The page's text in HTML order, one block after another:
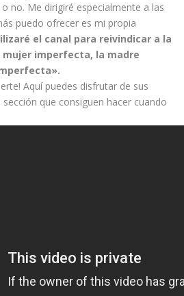
no. Me dirigiré especialmente a las
puedo ofrecer es mi propia
el canal para reivindicar a la
mujer imperfecta, la madre
Aquí puedes disfrutar de sus
que consiguen hacer cuando